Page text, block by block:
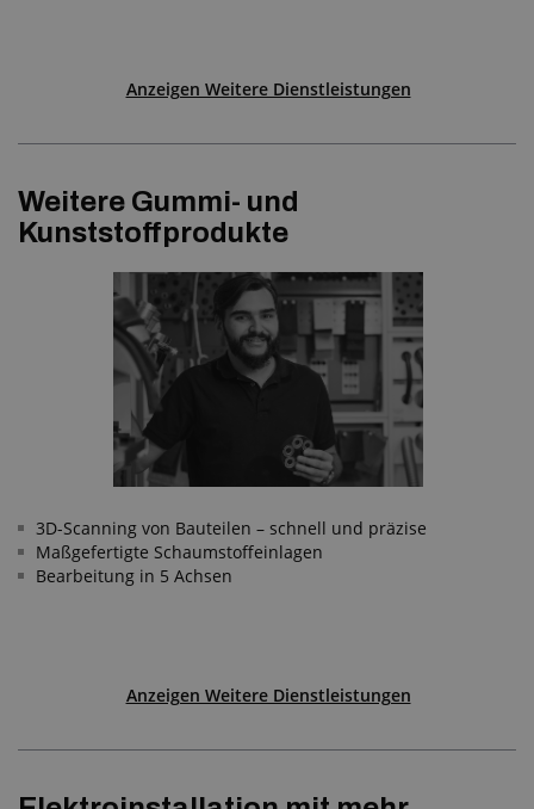
Anzeigen Weitere Dienstleistungen
Weitere Gummi- und
Kunststoffprodukte
3D-Scanning von Bauteilen – schnell und präzise
Maßgefertigte Schaumstoffeinlagen
Bearbeitung in 5 Achsen
Anzeigen Weitere Dienstleistungen